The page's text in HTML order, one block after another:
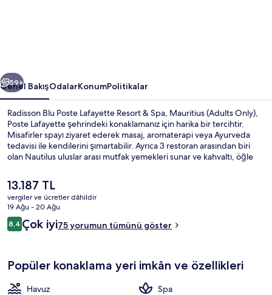
(Adults
Only)
için
fotoğraf
galerisi
Sonraki
59+
Genel BakışOdalarKonumPolitikalar
Radisson Blu Poste Lafayette Resort & Spa, Mauritius (Adults Only),
Poste Lafayette şehrindeki konaklamanız için harika bir tercihtir.
Misafirler spayı ziyaret ederek masaj, aromaterapi veya Ayurveda
tedavisi ile kendilerini şımartabilir. Ayrıca 3 restoran arasından biri
olan Nautilus uluslar arası mutfak yemekleri sunar ve kahvaltı, öğle
havuz ve spor salonu diğer öne çıkan özellikler arasındadır.
Şu
anki
fiyat
13.187 TL
13.187 TL
vergiler ve ücretler dâhildir
19 Ağu - 20 Ağu
Yorumlar
8,48,4/10
Çok iyi75 yorumun tümünü göster
Popüler konaklama yeri imkân ve özellikleri
Havuz
Spa